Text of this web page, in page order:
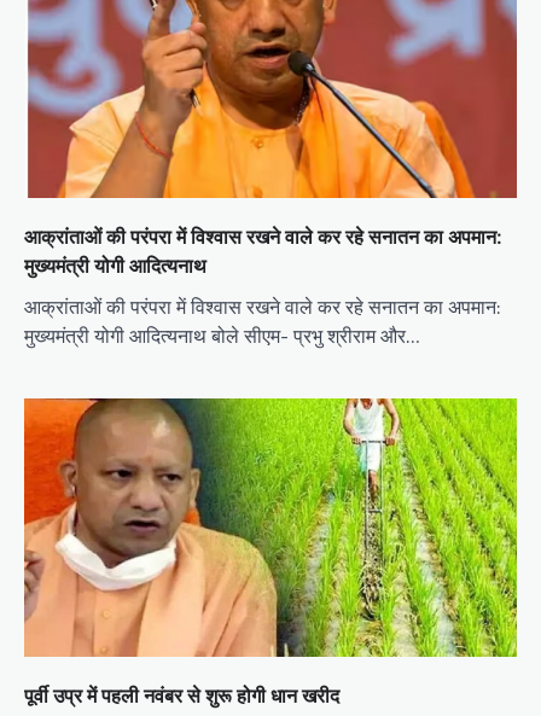
आक्रांताओं की परंपरा में विश्वास रखने वाले कर रहे सनातन का अपमान:
मुख्यमंत्री योगी आदित्यनाथ
आक्रांताओं की परंपरा में विश्वास रखने वाले कर रहे सनातन का अपमान:
मुख्यमंत्री योगी आदित्यनाथ बोले सीएम- प्रभु श्रीराम और…
पूर्वी उप्र में पहली नवंबर से शुरू होगी धान खरीद